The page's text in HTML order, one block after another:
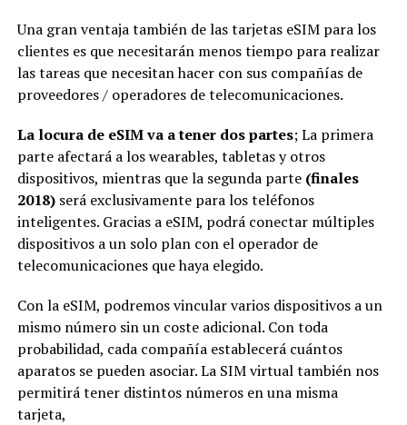
Una gran ventaja también de las tarjetas eSIM para los
clientes es que necesitarán menos tiempo para realizar
las tareas que necesitan hacer con sus compañías de
proveedores / operadores de telecomunicaciones.
La locura de eSIM va a tener dos partes; La primera
parte afectará a los wearables, tabletas y otros
dispositivos, mientras que la segunda parte (finales
2018)será exclusivamente para los teléfonos
inteligentes. Gracias a eSIM, podrá conectar múltiples
dispositivos a un solo plan con el operador de
telecomunicaciones que haya elegido.
Con la eSIM, podremos vincular varios dispositivos a un
mismo número sin un coste adicional. Con toda
probabilidad, cada compañía establecerá cuántos
aparatos se pueden asociar. La SIM virtual también nos
permitirá tener distintos números en una misma
tarjeta,